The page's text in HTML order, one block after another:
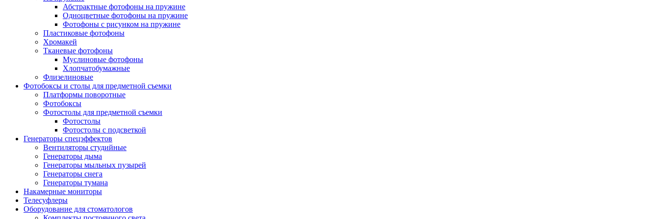
Абстрактные фотофоны на пружине
Одноцветные фотофоны на пружине
Фотофоны с рисунком на пружине
Пластиковые фотофоны
Хромакей
Тканевые фотофоны
Муслиновые фотофоны
Хлопчатобумажные
Флизелиновые
Фотобоксы и столы для предметной съемки
Платформы поворотные
Фотобоксы
Фотостолы для предметной съемки
Фотостолы
Фотостолы с подсветкой
Генераторы спецэффектов
Вентиляторы студийные
Генераторы дыма
Генераторы мыльных пузырей
Генераторы снега
Генераторы тумана
Накамерные мониторы
Телесуфлеры
Оборудование для стоматологов